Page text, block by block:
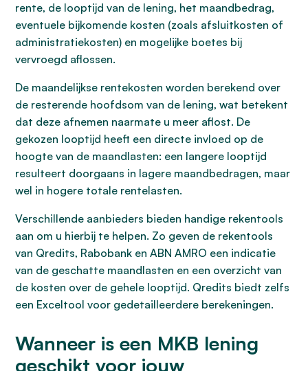
rente, de looptijd van de lening, het maandbedrag,
eventuele bijkomende kosten (zoals afsluitkosten of
administratiekosten) en mogelijke boetes bij
vervroegd aflossen.
De maandelijkse rentekosten worden berekend over
de resterende hoofdsom van de lening, wat betekent
dat deze afnemen naarmate u meer aflost. De
gekozen looptijd heeft een directe invloed op de
hoogte van de maandlasten: een langere looptijd
resulteert doorgaans in lagere maandbedragen, maar
wel in hogere totale rentelasten.
Verschillende aanbieders bieden handige rekentools
aan om u hierbij te helpen. Zo geven de rekentools
van Qredits, Rabobank en ABN AMRO een indicatie
van de geschatte maandlasten en een overzicht van
de kosten over de gehele looptijd. Qredits biedt zelfs
een Exceltool voor gedetailleerdere berekeningen.
Wanneer is een MKB lening
geschikt voor jouw